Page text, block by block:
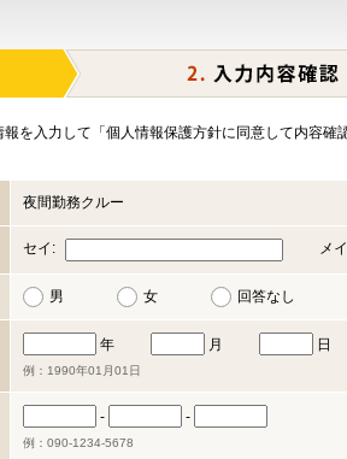
報を入力して「個人情報保護方針に同意して内容確
夜間勤務クルー
セイ: メ
男 女 回答なし
年 月 日
例：1990年01月01日
- -
例：090-1234-5678